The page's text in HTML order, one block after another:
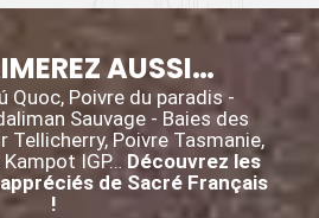
AUSSI…
Quoc, Poivre du paradis -
Sauvage - Baies des
Tellicherry, Poivre Tasmanie,
IGP… Découvrez les
de Sacré Français
!